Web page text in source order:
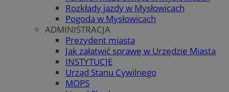
Rozkłady jazdy w Mysłowicach
Pogoda w Mysłowicach
ADMINISTRACJA
Prezydent miasta
Jak załatwić sprawę w Urzędzie Miasta
INSTYTUCJE
Urząd Stanu Cywilnego
MOPS